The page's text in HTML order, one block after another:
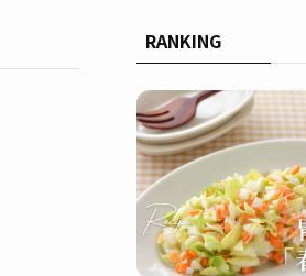
RANKING